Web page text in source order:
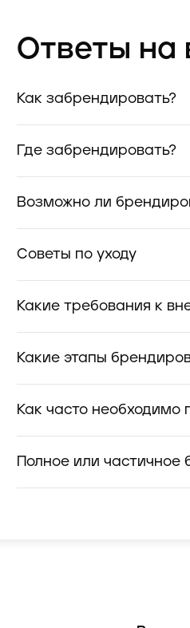
Ответы на
Как забрендировать?
Где забрендировать?
Возможно ли
Советы по уходу
Какие требования к
Какие этапы
Как часто необходимо
Полное или частичное